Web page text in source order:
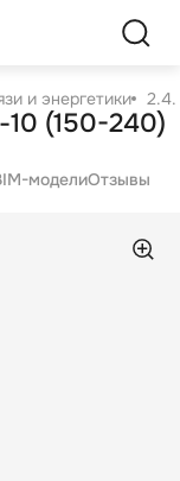
и энергетики 2.4.
моделиОтзывы